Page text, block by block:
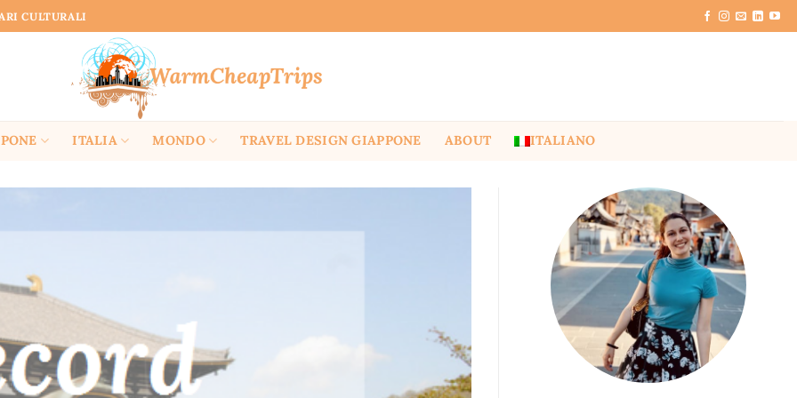
CULTURALI
ITALIA MONDO TRAVEL DESIGN GIAPPONE ABOUT ITALIANO